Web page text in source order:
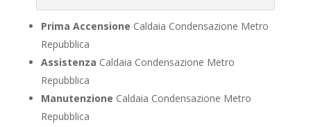
Prima Accensione Caldaia Condensazione Metro
Repubblica
Assistenza Caldaia Condensazione Metro
Repubblica
Manutenzione Caldaia Condensazione Metro
Repubblica